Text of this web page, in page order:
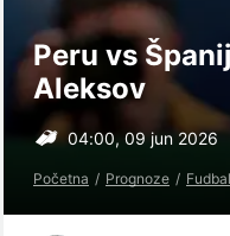
Peru vs
Aleksov
04:00, 09 jun 2026
Početna Prognoze